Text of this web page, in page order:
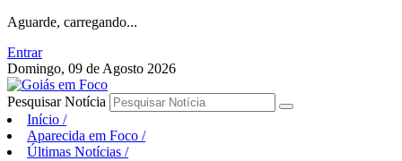
Aguarde, carregando...
Entrar
Domingo, 09 de Agosto 2026
Pesquisar Notícia
Início /
Aparecida em Foco /
Últimas Notícias /